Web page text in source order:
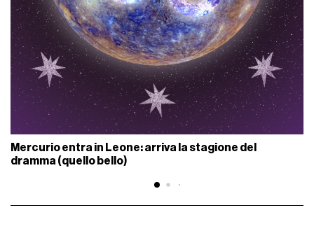
Mercurio entra in Leone: arriva la stagione del
dramma (quello bello)